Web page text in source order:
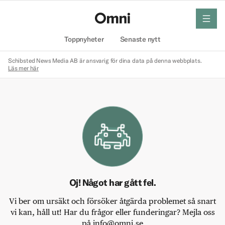
Toppnyheter Senaste nytt
meny
Schibsted News Media AB är ansvarig för dina data på denna webbplats.
Läs mer här
Oj! Något har gått fel.
Vi ber om ursäkt och försöker åtgärda problemet så snart
vi kan, håll ut! Har du frågor eller funderingar? Mejla oss